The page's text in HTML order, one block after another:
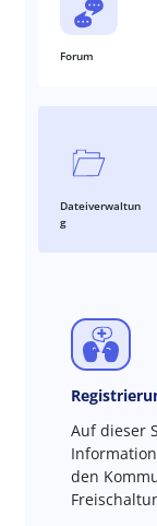
Forum
Dateiverwaltun
g
Auf dieser
den